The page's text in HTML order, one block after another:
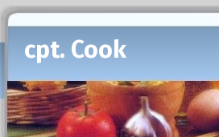
cpt. Cook